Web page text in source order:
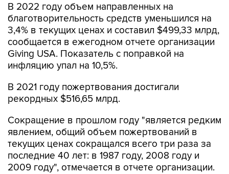
В 2022 году объем направленных на
благотворительность средств уменьшился на
3,4% в текущих ценах и составил $499,33 млрд,
сообщается в ежегодном отчете организации
Giving USA. Показатель с поправкой на
инфляцию упал на 10,5%.
В 2021 году пожертвования достигали
рекордных $516,65 млрд.
Сокращение в прошлом году "является редким
явлением, общий объем пожертвований в
текущих ценах сокращался всего три раза за
последние 40 лет: в 1987 году, 2008 году и
2009 году", отмечается в отчете организации.